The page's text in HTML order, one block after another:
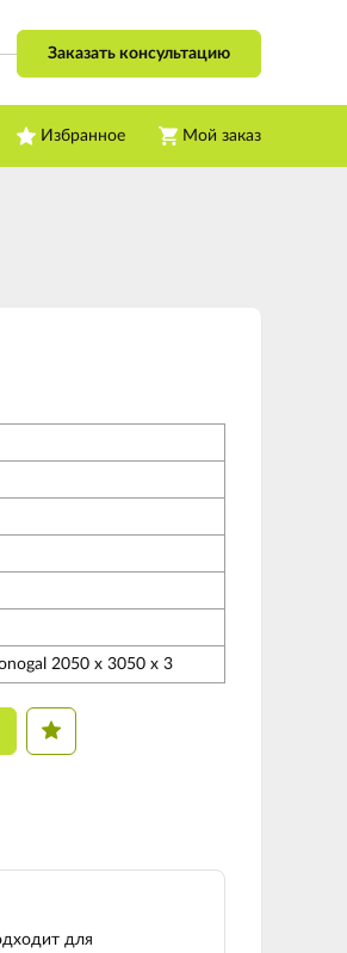
Избранное Мой заказ
Заказать консультацию
2050 х 3050 х 3
для